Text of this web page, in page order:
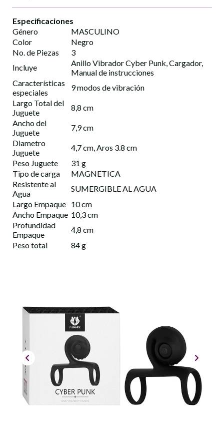
Especificaciones
Género
MASCULINO
Color
Negro
No. de Piezas
3
Incluye
Anillo Vibrador Cyber Punk, Cargador,
Manual de instrucciones
Características
especiales
9 modos de vibración
Largo Total del
Juguete
8,8 cm
Ancho del
Juguete
7,9 cm
Diametro
Juguete
4,7 cm, Aros 3.8 cm
Peso Juguete
31 g
Tipo de carga
MAGNETICA
Resistente al
Agua
SUMERGIBLE AL AGUA
Largo Empaque 10 cm
Ancho Empaque 10,3 cm
Profundidad
Empaque
4,8 cm
Peso total
84 g